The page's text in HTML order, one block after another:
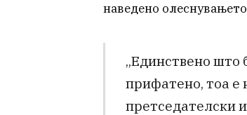
наведено
„Единствено што
прифатено, тоа е
претседателски